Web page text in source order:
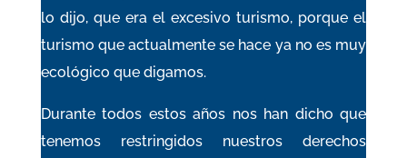
lo dijo, que era el excesivo turismo, porque el
turismo que actualmente se hace ya no es muy
ecológico que digamos.
Durante todos estos años nos han dicho que
tenemos restringidos nuestros derechos